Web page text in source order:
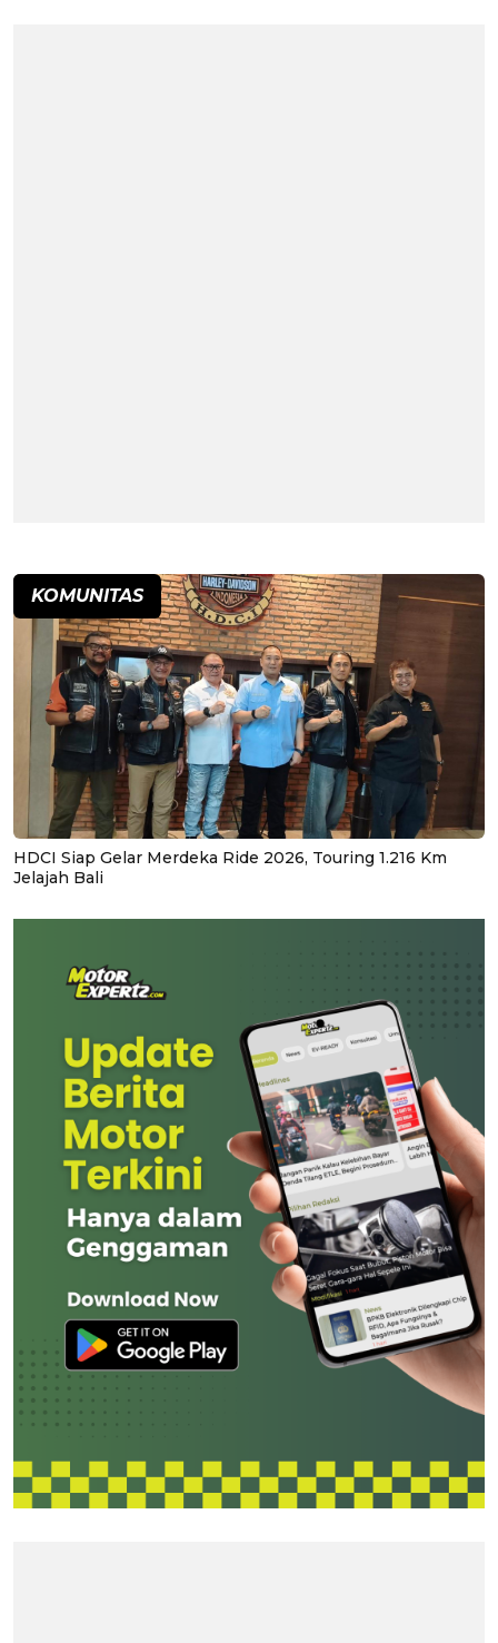
KOMUNITAS
HDCI Siap Gelar Merdeka Ride 2026, Touring 1.216 Km
Jelajah Bali